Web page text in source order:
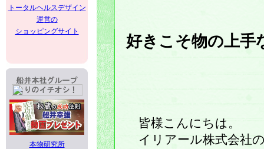
トータルヘルスデザイン
運営の
ショッピングサイト
本物研究所
好きこそ物の上手
皆様こんにちは。
イリアール株式会社